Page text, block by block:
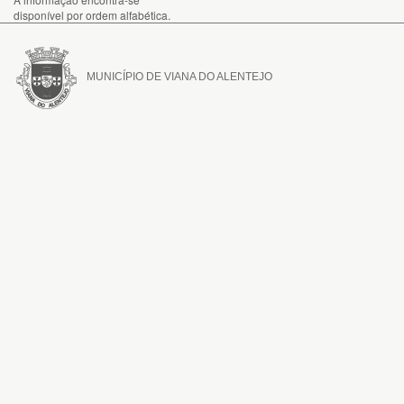
disponível por ordem alfabética.
MUNICÍPIO DE VIANA DO ALENTEJO